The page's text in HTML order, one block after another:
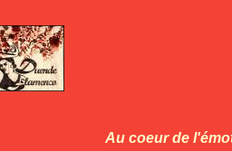
Au coeur de